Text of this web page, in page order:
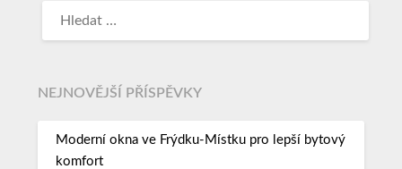
NEJNOVĚJŠÍ PŘÍSPĚVKY
Moderní okna ve Frýdku-Místku pro lepší bytový
komfort